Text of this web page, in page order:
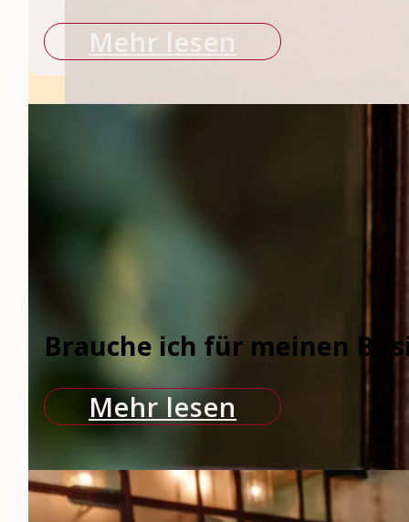
Mehr lesen
Brauche ich für meinen
Mehr lesen